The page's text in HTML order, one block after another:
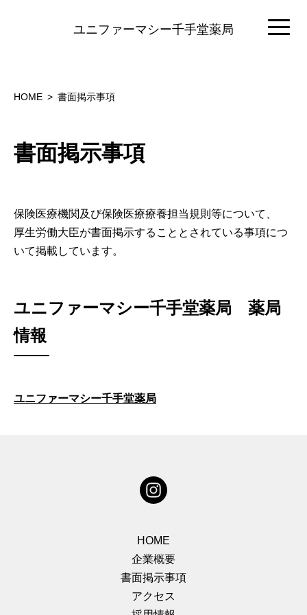
ユニファーマシー千手堂薬局
HOME 書面掲示事項
書面掲示事項
保険医療機関及び保険医療療養担当規則等について、
厚生労働大臣が書面掲示することとされている事項につ
いて掲載しています。
ユニファーマシー千手堂薬局 薬局
情報
ユニファーマシー千手堂薬局
HOME
企業概要
書面掲示事項
アクセス